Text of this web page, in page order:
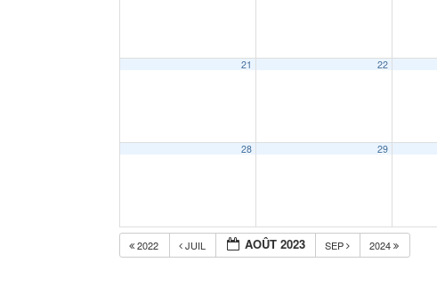
21 22
28 29
2022 JUIL AOÛT 2023 SEP 2024